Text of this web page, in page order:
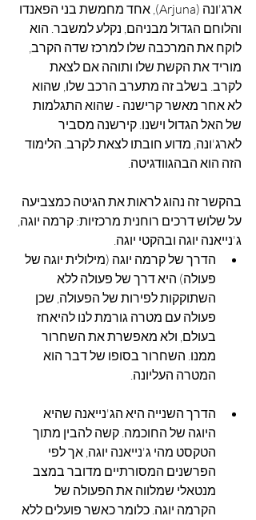
ארג'ונה (Arjuna), אחד מחמשת בני הפאנדו
והלוחם הגדול מבניהם, נקלע למשבר. הוא
לוקח את המרכבה שלו למרכז שדה הקרב,
מוריד את הקשת שלו ותוהה אם לצאת
לקרב. בשלב זה מתערב הרכב שלו, שהוא
לא אחר מאשר קרישנה - שהוא התגלמות
של האל הגדול וישנו. קירשנה מסביר
לארג'ונה, מדוע חובתו לצאת לקרב. הלימוד
הזה הוא הבהגוודגיטה.
בהקשר זה נהוג לראות את הגיטה כמצביעה
על שלוש דרכים רוחנית מרכזיות: קרמה יוגה,
ג'נייאנה יוגה ובהקטי יוגה.
הדרך של קרמה יוגה (מילולית יוגה של
פעולה) היא דרך של פעולה ללא
השתוקקות לפירות של הפעולה, שכן
פעולה עם מטרה גורמת לנו להיאחז
בעולם, ולא מאפשרת את השחרור
ממנו. השחרור בסופו של דבר הוא
המטרה העליונה.
הדרך השנייה היא הג'נייאנה שהיא
היוגה של החוכמה. קשה להבין מתוך
הטקסט מהי ג'נייאנה יוגה, אך לפי
הפרשנים המסורתיים מדובר במצב
מנטאלי שמלווה את הפעולה של
הקרמה יוגה. כלומר כאשר פועלים ללא